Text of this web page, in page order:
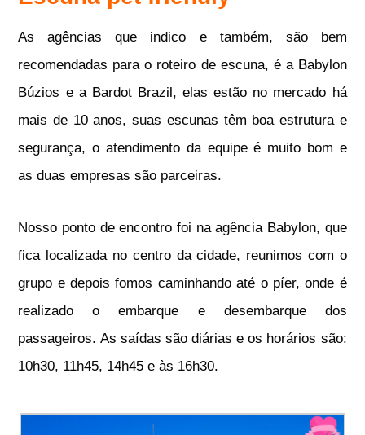
As agências que indico e também, são bem
recomendadas para o roteiro de escuna, é a Babylon
Búzios e a Bardot Brazil, elas estão no mercado há
mais de 10 anos, suas escunas têm boa estrutura e
segurança, o atendimento da equipe é muito bom e
as duas empresas são parceiras.
Nosso ponto de encontro foi na agência Babylon, que
fica localizada no centro da cidade, reunimos com o
grupo e depois fomos caminhando até o píer, onde é
realizado o embarque e desembarque dos
passageiros. As saídas são diárias e os horários são:
10h30, 11h45, 14h45 e às 16h30.